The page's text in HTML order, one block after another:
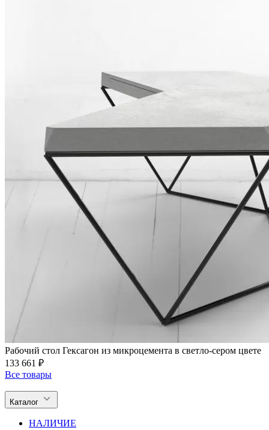
Рабочий стол Гексагон из микроцемента в светло-сером цвете
133 661 ₽
Все товары
Каталог
НАЛИЧИЕ